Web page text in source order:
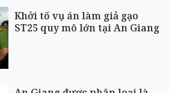
Khởi tố vụ án làm giả gạo
ST25 quy mô lớn tại An Giang